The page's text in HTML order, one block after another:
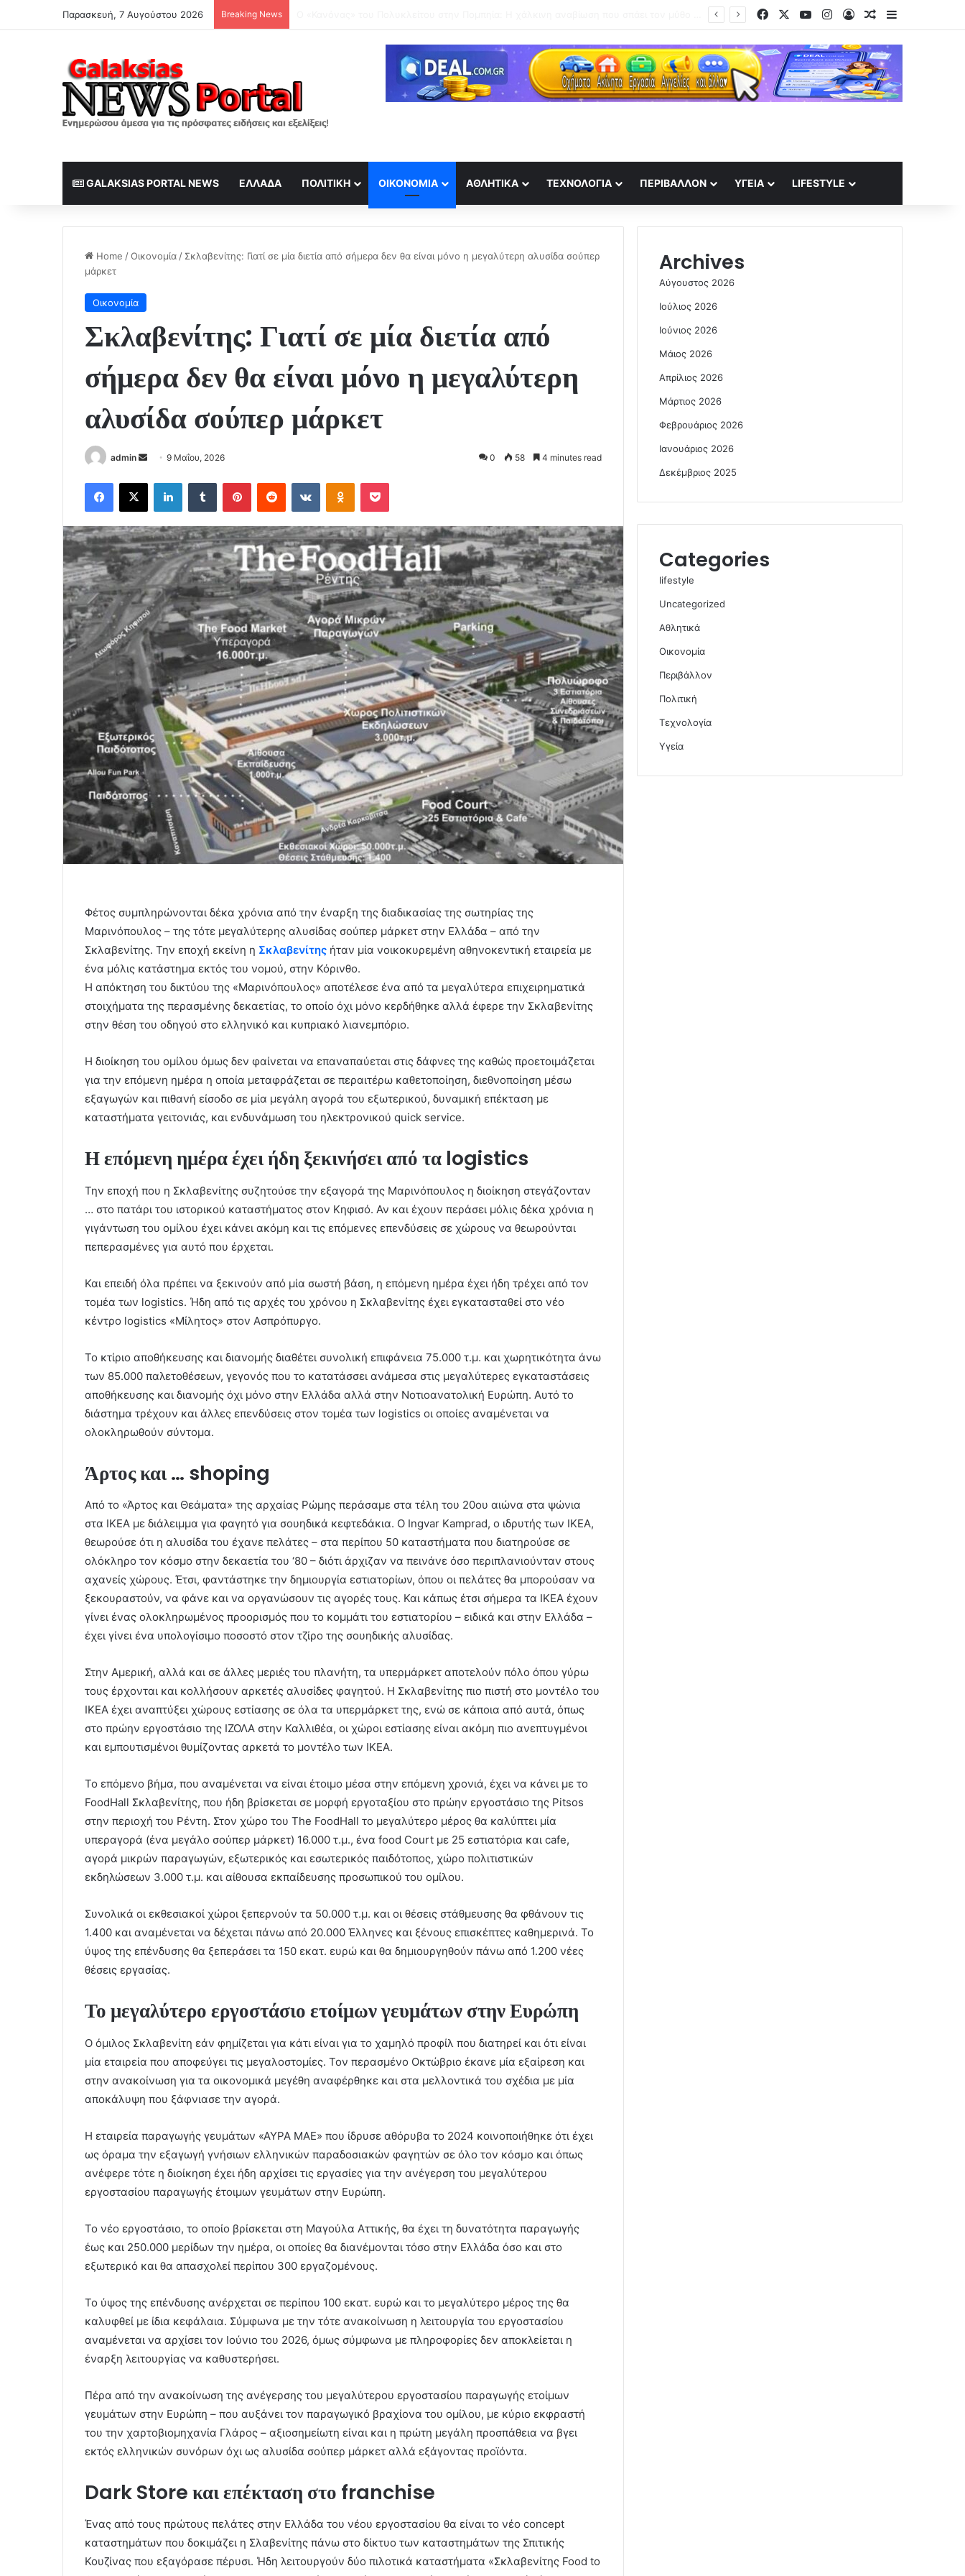
Παρασκευή, 7 Αυγούστου 2026 Breaking News FacebookYouTubeInstagram
Log InRandom Article
Sidebar
GALAKSIAS PORTAL NEWS ΕΛΛΆΔΑ ΠΟΛΙΤΙΚΉ ΟΙΚΟΝΟΜΊΑ ΑΘΛΗΤΙΚΆ ΤΕΧΝΟΛΟΓΊΑ ΠΕΡΙΒΆΛΛΟΝ ΥΓΕΊΑ LIFESTYLE
Home /Οικονομία / Σκλαβενίτης: Γιατί σε μία διετία από σήμερα δεν θα είναι μόνο η μεγαλύτερη αλυσίδα σούπερ
μάρκετ
Οικονομία
Σκλαβενίτης: Γιατί σε μία διετία από
σήμερα δεν θα είναι μόνο η μεγαλύτερη
αλυσίδα σούπερ μάρκετ
admin
Send
email
9 Μαΐου, 2026 0 58 4 minutes read
Facebook
X LinkedInTumblr PinterestReddit VKontakteOdnoklassniki
Pocket
Φέτος συμπληρώνονται δέκα χρόνια από την έναρξη της διαδικασίας της σωτηρίας της
Μαρινόπουλος – της τότε μεγαλύτερης αλυσίδας σούπερ μάρκετ στην Ελλάδα – από την
Σκλαβενίτης. Την εποχή εκείνη η Σκλαβενίτης ήταν μία νοικοκυρεμένη αθηνοκεντική εταιρεία με
ένα μόλις κατάστημα εκτός του νομού, στην Κόρινθο.
Η απόκτηση του δικτύου της «Μαρινόπουλος» αποτέλεσε ένα από τα μεγαλύτερα επιχειρηματικά
στοιχήματα της περασμένης δεκαετίας, το οποίο όχι μόνο κερδήθηκε αλλά έφερε την Σκλαβενίτης
στην θέση του οδηγού στο ελληνικό και κυπριακό λιανεμπόριο.
Η διοίκηση του ομίλου όμως δεν φαίνεται να επαναπαύεται στις δάφνες της καθώς προετοιμάζεται
για την επόμενη ημέρα η οποία μεταφράζεται σε περαιτέρω καθετοποίηση, διεθνοποίηση μέσω
εξαγωγών και πιθανή είσοδο σε μία μεγάλη αγορά του εξωτερικού, δυναμική επέκταση με
καταστήματα γειτονιάς, και ενδυνάμωση του ηλεκτρονικού quick service.
Η επόμενη ημέρα έχει ήδη ξεκινήσει από τα logistics
Την εποχή που η Σκλαβενίτης συζητούσε την εξαγορά της Μαρινόπουλος η διοίκηση στεγάζονταν
… στο πατάρι του ιστορικού καταστήματος στον Κηφισό. Αν και έχουν περάσει μόλις δέκα χρόνια η
γιγάντωση του ομίλου έχει κάνει ακόμη και τις επόμενες επενδύσεις σε χώρους να θεωρούνται
πεπερασμένες για αυτό που έρχεται.
Και επειδή όλα πρέπει να ξεκινούν από μία σωστή βάση, η επόμενη ημέρα έχει ήδη τρέχει από τον
τομέα των logistics. Ήδη από τις αρχές του χρόνου η Σκλαβενίτης έχει εγκατασταθεί στο νέο
κέντρο logistics «Μίλητος» στον Ασπρόπυργο.
Το κτίριο αποθήκευσης και διανομής διαθέτει συνολική επιφάνεια 75.000 τ.μ. και χωρητικότητα άνω
των 85.000 παλετοθέσεων, γεγονός που το κατατάσσει ανάμεσα στις μεγαλύτερες εγκαταστάσεις
αποθήκευσης και διανομής όχι μόνο στην Ελλάδα αλλά στην Νοτιοανατολική Ευρώπη. Αυτό το
διάστημα τρέχουν και άλλες επενδύσεις στον τομέα των logistics οι οποίες αναμένεται να
ολοκληρωθούν σύντομα.
Άρτος και … shoping
Από το «Άρτος και Θεάματα» της αρχαίας Ρώμης περάσαμε στα τέλη του 20ου αιώνα στα ψώνια
στα IKEA με διάλειμμα για φαγητό για σουηδικά κεφτεδάκια. Ο Ingvar Kamprad, ο ιδρυτής των ΙΚΕΑ,
θεωρούσε ότι η αλυσίδα του έχανε πελάτες – στα περίπου 50 καταστήματα που διατηρούσε σε
ολόκληρο τον κόσμο στην δεκαετία του ‘80 – διότι άρχιζαν να πεινάνε όσο περιπλανιούνταν στους
αχανείς χώρους. Έτσι, φαντάστηκε την δημιουργία εστιατορίων, όπου οι πελάτες θα μπορούσαν να
ξεκουραστούν, να φάνε και να οργανώσουν τις αγορές τους. Και κάπως έτσι σήμερα τα IKEA έχουν
γίνει ένας ολοκληρωμένος προορισμός που το κομμάτι του εστιατορίου – ειδικά και στην Ελλάδα –
έχει γίνει ένα υπολογίσιμο ποσοστό στον τζίρο της σουηδικής αλυσίδας.
Στην Αμερική, αλλά και σε άλλες μεριές του πλανήτη, τα υπερμάρκετ αποτελούν πόλο όπου γύρω
τους έρχονται και κολλήσουν αρκετές αλυσίδες φαγητού. Η Σκλαβενίτης πιο πιστή στο μοντέλο του
IKEA έχει αναπτύξει χώρους εστίασης σε όλα τα υπερμάρκετ της, ενώ σε κάποια από αυτά, όπως
στο πρώην εργοστάσιο της ΙΖΟΛΑ στην Καλλιθέα, οι χώροι εστίασης είναι ακόμη πιο ανεπτυγμένοι
και εμπουτισμένοι θυμίζοντας αρκετά το μοντέλο των ΙΚΕΑ.
Το επόμενο βήμα, που αναμένεται να είναι έτοιμο μέσα στην επόμενη χρονιά, έχει να κάνει με το
FoodHall Σκλαβενίτης, που ήδη βρίσκεται σε μορφή εργοταξίου στο πρώην εργοστάσιο της Pitsos
στην περιοχή του Ρέντη. Στον χώρο του The FoodHall το μεγαλύτερο μέρος θα καλύπτει μία
υπεραγορά (ένα μεγάλο σούπερ μάρκετ) 16.000 τ.μ., ένα food Court με 25 εστιατόρια και cafe,
αγορά μικρών παραγωγών, εξωτερικός και εσωτερικός παιδότοπος, χώρο πολιτιστικών
εκδηλώσεων 3.000 τ.μ. και αίθουσα εκπαίδευσης προσωπικού του ομίλου.
Συνολικά οι εκθεσιακοί χώροι ξεπερνούν τα 50.000 τ.μ. και οι θέσεις στάθμευσης θα φθάνουν τις
1.400 και αναμένεται να δέχεται πάνω από 20.000 Έλληνες και ξένους επισκέπτες καθημερινά. Το
ύψος της επένδυσης θα ξεπεράσει τα 150 εκατ. ευρώ και θα δημιουργηθούν πάνω από 1.200 νέες
θέσεις εργασίας.
Το μεγαλύτερο εργοστάσιο ετοίμων γευμάτων στην Ευρώπη
Ο όμιλος Σκλαβενίτη εάν φημίζεται για κάτι είναι για το χαμηλό προφίλ που διατηρεί και ότι είναι
μία εταιρεία που αποφεύγει τις μεγαλοστομίες. Τον περασμένο Οκτώβριο έκανε μία εξαίρεση και
στην ανακοίνωση για τα οικονομικά μεγέθη αναφέρθηκε και στα μελλοντικά του σχέδια με μία
αποκάλυψη που ξάφνιασε την αγορά.
Η εταιρεία παραγωγής γευμάτων «ΑΥΡΑ ΜΑΕ» που ίδρυσε αθόρυβα το 2024 κοινοποιήθηκε ότι έχει
ως όραμα την εξαγωγή γνήσιων ελληνικών παραδοσιακών φαγητών σε όλο τον κόσμο και όπως
ανέφερε τότε η διοίκηση έχει ήδη αρχίσει τις εργασίες για την ανέγερση του μεγαλύτερου
εργοστασίου παραγωγής έτοιμων γευμάτων στην Ευρώπη.
Το νέο εργοστάσιο, το οποίο βρίσκεται στη Μαγούλα Αττικής, θα έχει τη δυνατότητα παραγωγής
έως και 250.000 μερίδων την ημέρα, οι οποίες θα διανέμονται τόσο στην Ελλάδα όσο και στο
εξωτερικό και θα απασχολεί περίπου 300 εργαζομένους.
Το ύψος της επένδυσης ανέρχεται σε περίπου 100 εκατ. ευρώ και το μεγαλύτερο μέρος της θα
καλυφθεί με ίδια κεφάλαια. Σύμφωνα με την τότε ανακοίνωση η λειτουργία του εργοστασίου
αναμένεται να αρχίσει τον Ιούνιο του 2026, όμως σύμφωνα με πληροφορίες δεν αποκλείεται η
έναρξη λειτουργίας να καθυστερήσει.
Πέρα από την ανακοίνωση της ανέγερσης του μεγαλύτερου εργοστασίου παραγωγής ετοίμων
γευμάτων στην Ευρώπη – που αυξάνει τον παραγωγικό βραχίονα του ομίλου, με κύριο εκφραστή
του την χαρτοβιομηχανία Γλάρος – αξιοσημείωτη είναι και η πρώτη μεγάλη προσπάθεια να βγει
εκτός ελληνικών συνόρων όχι ως αλυσίδα σούπερ μάρκετ αλλά εξάγοντας προϊόντα.
Dark Store και επέκταση στο franchise
Ένας από τους πρώτους πελάτες στην Ελλάδα του νέου εργοστασίου θα είναι το νέο concept
καταστημάτων που δοκιμάζει η Σλαβενίτης πάνω στο δίκτυο των καταστημάτων της Σπιτικής
Κουζίνας που εξαγόρασε πέρυσι. Ήδη λειτουργούν δύο πιλοτικά καταστήματα «Σκλαβενίτης Food to
Archives
Αύγουστος 2026
Ιούλιος 2026
Ιούνιος 2026
Μάιος 2026
Απρίλιος 2026
Μάρτιος 2026
Φεβρουάριος 2026
Ιανουάριος 2026
Δεκέμβριος 2025
Categories
lifestyle
Uncategorized
Αθλητικά
Οικονομία
Περιβάλλον
Πολιτική
Τεχνολογία
Υγεία